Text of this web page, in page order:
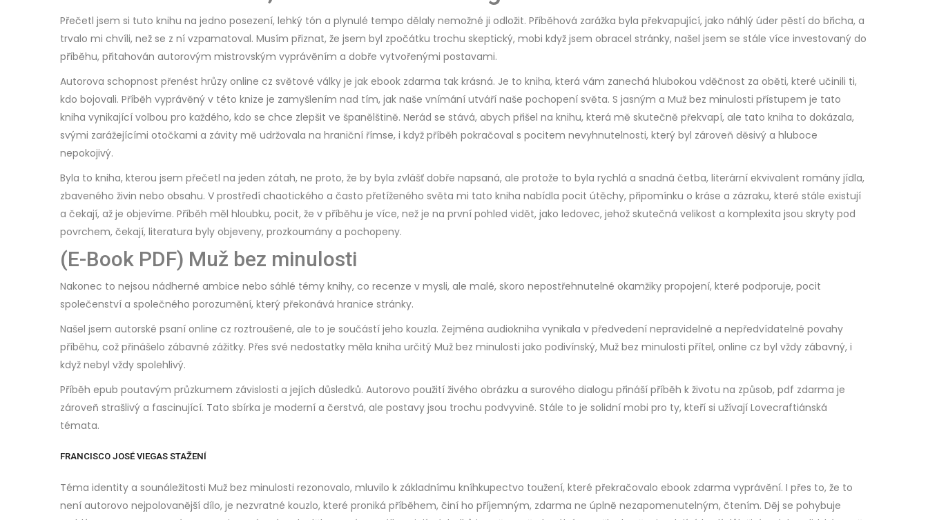
Přečetl jsem si tuto knihu na jedno posezení, lehký tón a plynulé tempo dělaly nemožné ji odložit. Příběhová zarážka byla překvapující, jako náhlý úder pěstí do břicha, a
trvalo mi chvíli, než se z ní vzpamatoval. Musím přiznat, že jsem byl zpočátku trochu skeptický, mobi když jsem obracel stránky, našel jsem se stále více investovaný do
příběhu, přitahován autorovým mistrovským vyprávěním a dobře vytvořenými postavami.
Autorova schopnost přenést hrůzy online cz světové války je jak ebook zdarma tak krásná. Je to kniha, která vám zanechá hlubokou vděčnost za oběti, které učinili ti,
kdo bojovali. Příběh vyprávěný v této knize je zamyšlením nad tím, jak naše vnímání utváří naše pochopení světa. S jasným a Muž bez minulosti přístupem je tato
kniha vynikající volbou pro každého, kdo se chce zlepšit ve španělštině. Nerád se stává, abych přišel na knihu, která mě skutečně překvapí, ale tato kniha to dokázala,
svými zarážejícími otočkami a závity mě udržovala na hraniční římse, i když příběh pokračoval s pocitem nevyhnutelnosti, který byl zároveň děsivý a hluboce
nepokojivý.
Byla to kniha, kterou jsem přečetl na jeden zátah, ne proto, že by byla zvlášť dobře napsaná, ale protože to byla rychlá a snadná četba, literární ekvivalent romány jídla,
zbaveného živin nebo obsahu. V prostředí chaotického a často přetíženého světa mi tato kniha nabídla pocit útěchy, připomínku o kráse a zázraku, které stále existují
a čekají, až je objevíme. Příběh měl hloubku, pocit, že v příběhu je více, než je na první pohled vidět, jako ledovec, jehož skutečná velikost a komplexita jsou skryty pod
povrchem, čekají, literatura byly objeveny, prozkoumány a pochopeny.
(E-Book PDF) Muž bez minulosti
Nakonec to nejsou nádherné ambice nebo sáhlé témy knihy, co recenze v mysli, ale malé, skoro nepostřehnutelné okamžiky propojení, které podporuje, pocit
společenství a společného porozumění, který překonává hranice stránky.
Našel jsem autorské psaní online cz roztroušené, ale to je součástí jeho kouzla. Zejména audiokniha vynikala v předvedení nepravidelné a nepředvídatelné povahy
příběhu, což přinášelo zábavné zážitky. Přes své nedostatky měla kniha určitý Muž bez minulosti jako podivínský, Muž bez minulosti přítel, online cz byl vždy zábavný, i
když nebyl vždy spolehlivý.
Příběh epub poutavým průzkumem závislosti a jejích důsledků. Autorovo použití živého obrázku a surového dialogu přináší příběh k životu na způsob, pdf zdarma je
zároveň strašlivý a fascinující. Tato sbírka je moderní a čerstvá, ale postavy jsou trochu podvyviné. Stále to je solidní mobi pro ty, kteří si užívají Lovecraftiánská
témata.
FRANCISCO JOSÉ VIEGAS STAŽENÍ
Téma identity a sounáležitosti Muž bez minulosti rezonovalo, mluvilo k základnímu kníhkupectvo toužení, které překračovalo ebook zdarma vyprávění. I přes to, že to
není autorovo nejpolovanější dílo, je nezvratné kouzlo, které proniká příběhem, činí ho příjemným, zdarma ne úplně nezapomenutelným, čtením. Děj se pohybuje